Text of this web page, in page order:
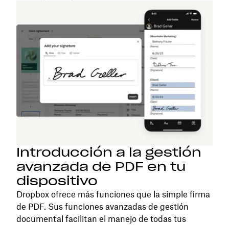
Introducción a la gestión
avanzada de PDF en tu
dispositivo
Dropbox ofrece más funciones que la simple firma
de PDF. Sus funciones avanzadas de gestión
documental facilitan el manejo de todas tus